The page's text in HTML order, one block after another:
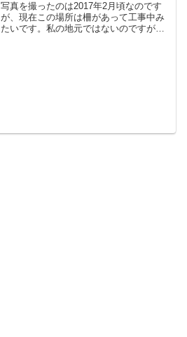
写真を撮ったのは2017年2月頃なのです
が、現在この場所は柵があって工事中み
たいです。私の地元ではないのですが、